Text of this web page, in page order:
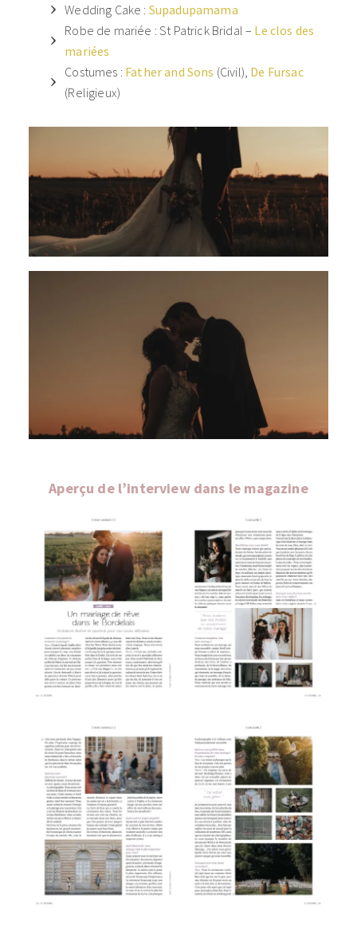
Wedding Cake : Supadupamama
Robe de mariée : St Patrick Bridal – Le clos des
mariées
Costumes : Father and Sons (Civil), De Fursac
(Religieux)
Aperçu de l’interview dans le magazine